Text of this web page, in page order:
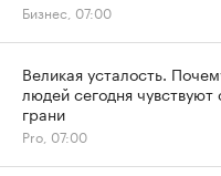
Бизнес, 07:00
Великая усталость.
людей сегодня чувствуют
грани
Pro, 07:00